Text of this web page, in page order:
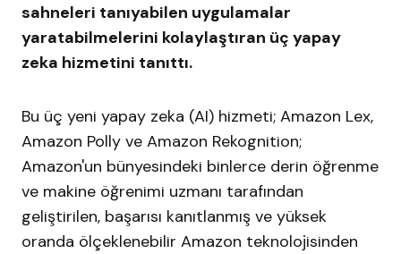
sahneleri tanıyabilen uygulamalar
yaratabilmelerini kolaylaştıran üç yapay
zeka hizmetini tanıttı.
Bu üç yeni yapay zeka (AI) hizmeti; Amazon Lex,
Amazon Polly ve Amazon Rekognition;
Amazon'un bünyesindeki binlerce derin öğrenme
ve makine öğrenimi uzmanı tarafından
geliştirilen, başarısı kanıtlanmış ve yüksek
oranda ölçeklenebilir Amazon teknolojisinden